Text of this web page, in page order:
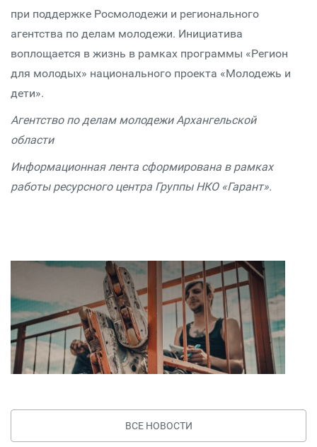
при поддержке Росмолодежи и регионального
агентства по делам молодежи. Инициатива
воплощается в жизнь в рамках программы «Регион
для молодых» национального проекта «Молодежь и
дети».
Агентство по делам молодежи Архангельской
области
Информационная лента сформирована в рамках
работы ресурсного центра Группы НКО «Гарант».
ВСЕ НОВОСТИ